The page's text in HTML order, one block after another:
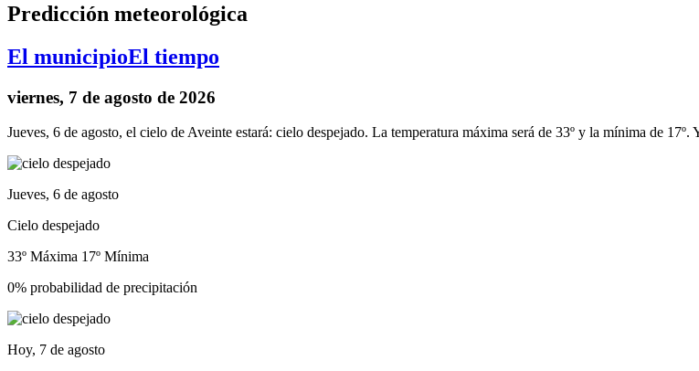
Predicción meteorológica
El municipioEl tiempo
viernes, 7 de agosto de 2026
Jueves, 6 de agosto, el cielo de Aveinte estará: cielo despejado. La temperatura máxima será de 33º y la mínima de
Jueves, 6 de agosto
Cielo despejado
33º Máxima 17º Mínima
0% probabilidad de precipitación
Hoy, 7 de agosto